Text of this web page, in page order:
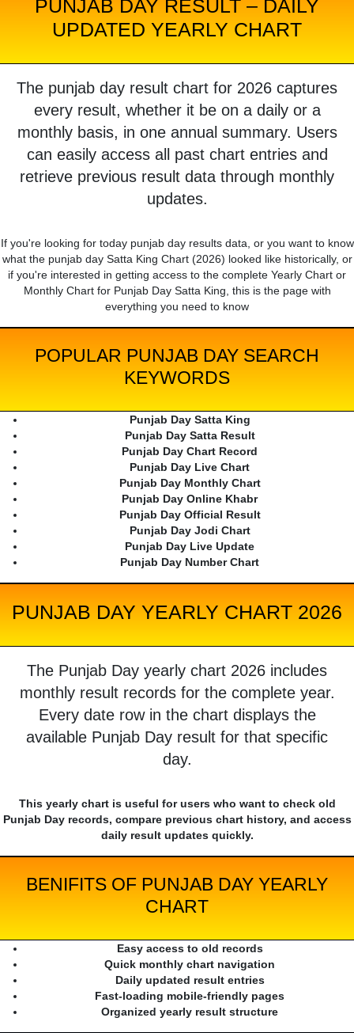
PUNJAB DAY RESULT – DAILY
UPDATED YEARLY CHART
The punjab day result chart for 2026 captures
every result, whether it be on a daily or a
monthly basis, in one annual summary. Users
can easily access all past chart entries and
retrieve previous result data through monthly
updates.
If you're looking for today punjab day results data, or you want to know
what the punjab day Satta King Chart (2026) looked like historically, or
if you're interested in getting access to the complete Yearly Chart or
Monthly Chart for Punjab Day Satta King, this is the page with
everything you need to know
POPULAR PUNJAB DAY SEARCH
KEYWORDS
Punjab Day Satta King
Punjab Day Satta Result
Punjab Day Chart Record
Punjab Day Live Chart
Punjab Day Monthly Chart
Punjab Day Online Khabr
Punjab Day Official Result
Punjab Day Jodi Chart
Punjab Day Live Update
Punjab Day Number Chart
PUNJAB DAY YEARLY CHART 2026
The Punjab Day yearly chart 2026 includes
monthly result records for the complete year.
Every date row in the chart displays the
available Punjab Day result for that specific
day.
This yearly chart is useful for users who want to check old
Punjab Day records, compare previous chart history, and access
daily result updates quickly.
BENIFITS OF PUNJAB DAY YEARLY
CHART
Easy access to old records
Quick monthly chart navigation
Daily updated result entries
Fast-loading mobile-friendly pages
Organized yearly result structure